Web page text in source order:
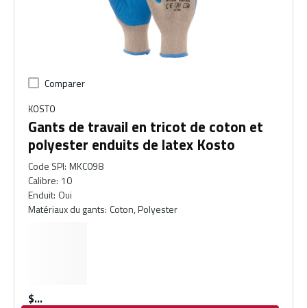
Comparer
KOSTO
Gants de travail en tricot de coton et
polyester enduits de latex Kosto
Code SPI: MKC098
Calibre: 10
Enduit: Oui
Matériaux du gants: Coton, Polyester
$